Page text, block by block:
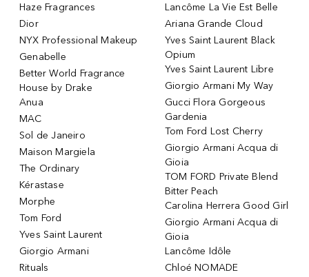
Haze Fragrances
Dior
NYX Professional Makeup
Genabelle
Better World Fragrance
House by Drake
Anua
MAC
Sol de Janeiro
Maison Margiela
The Ordinary
Kérastase
Morphe
Tom Ford
Yves Saint Laurent
Giorgio Armani
Rituals
Lancôme La Vie Est Belle
Ariana Grande Cloud
Yves Saint Laurent Black
Opium
Yves Saint Laurent Libre
Giorgio Armani My Way
Gucci Flora Gorgeous
Gardenia
Tom Ford Lost Cherry
Giorgio Armani Acqua di
Gioia
TOM FORD Private Blend
Bitter Peach
Carolina Herrera Good Girl
Giorgio Armani Acqua di
Gioia
Lancôme Idôle
Chloé NOMADE